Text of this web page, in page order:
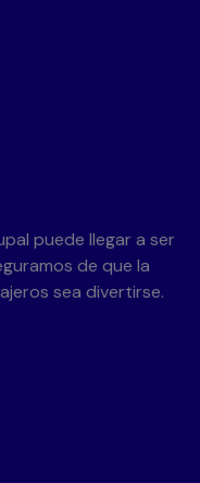
puede llegar a ser
de que la
sea divertirse.